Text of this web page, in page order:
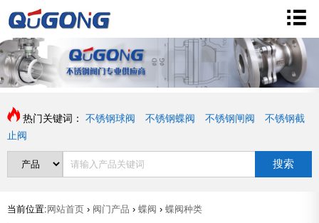
热门关键词： 不锈钢球阀 不锈钢蝶阀 不锈钢闸阀
不锈钢截
止阀
搜索
当前位置: 网站首页 › 阀门产品 › 蝶阀 › 蝶阀种类